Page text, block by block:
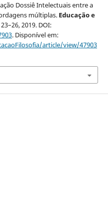
Dossiê Intelectuais entre a
múltiplas. Educação e
2019. DOI:
. Disponível em:
article/view/47903